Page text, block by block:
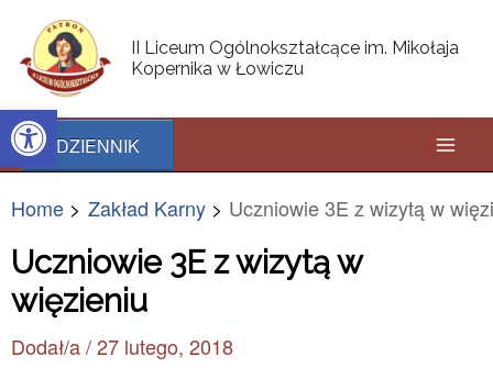
Open toolbar
content
II Liceum Ogólnokształcące im. Mikołaja
Kopernika w Łowiczu
DZIENNIK
Home Zakład Karny Uczniowie 3E z wizytą w
Uczniowie 3E z wizytą w
więzieniu
Dodał/a /27 lutego, 2018
navigation